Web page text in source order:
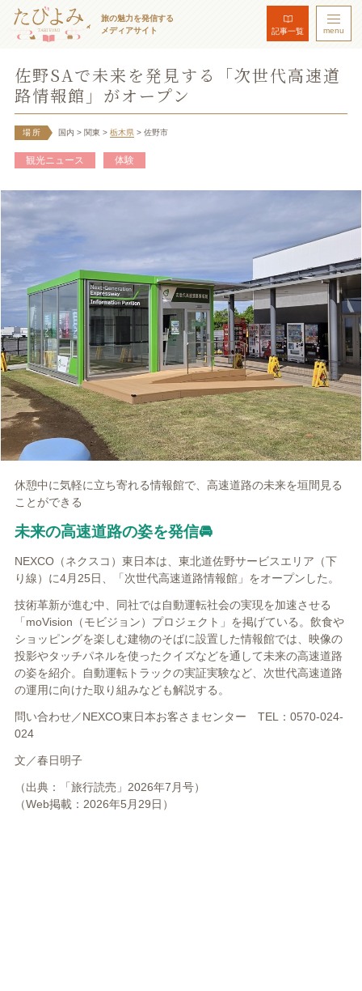
旅の魅力を発信する
メディアサイト
記事一覧 menu
佐野SAで未来を発見する「次世代高速道
路情報館」がオープン
場所 国内 > 関東 > 栃木県 > 佐野市
観光ニュース 体験
休憩中に気軽に立ち寄れる情報館で、高速道路の未来を垣間見る
ことができる
未来の高速道路の姿を発信🚘
NEXCO（ネクスコ）東日本は、東北道佐野サービスエリア（下
り線）に4月25日、「次世代高速道路情報館」をオープンした。
技術革新が進む中、同社では自動運転社会の実現を加速させる
「moVision（モビジョン）プロジェクト」を掲げている。飲食や
ショッピングを楽しむ建物のそばに設置した情報館では、映像の
投影やタッチパネルを使ったクイズなどを通して未来の高速道路
の姿を紹介。自動運転トラックの実証実験など、次世代高速道路
の運用に向けた取り組みなども解説する。
問い合わせ／NEXCO東日本お客さまセンター TEL：0570-024-
024
文／春日明子
（出典：「旅行読売」2026年7月号）
（Web掲載：2026年5月29日）